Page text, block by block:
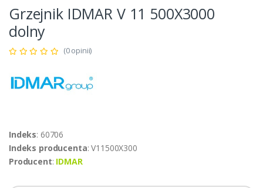
Grzejnik IDMAR V 11 500X3000
dolny
(0 opinii)
Indeks: 60706
Indeks producenta: V11500X300
Producent: IDMAR